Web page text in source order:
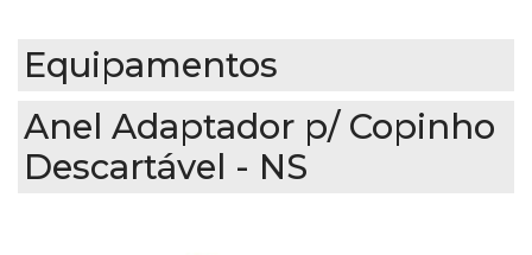
Equipamentos
Anel Adaptador p/ Copinho
Descartável - NS